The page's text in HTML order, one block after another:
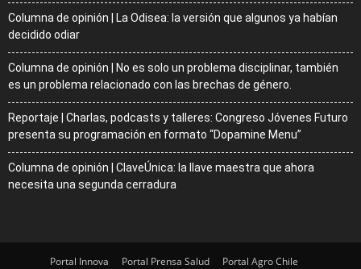
Columna de opinión | La Odisea: la versión que algunos ya habían
decidido odiar
Columna de opinión | No es solo un problema disciplinar, también
es un problema relacionado con las brechas de género.
Reportaje | Charlas, podcasts y talleres: Congreso Jóvenes Futuro
presenta su programación en formato “Dopamine Menu”
Columna de opinión | ClaveÚnica: la llave maestra que ahora
necesita una segunda cerradura
Portal Innova Portal Prensa Salud Portal Agro Chile